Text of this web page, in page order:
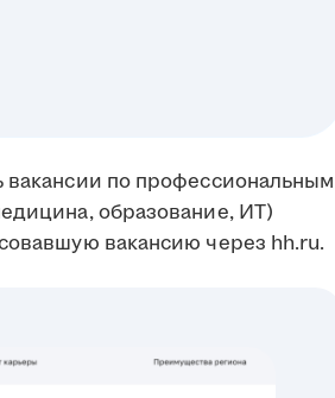
вакансии по профессиональным
образование, ИТ)
вакансию через hh.ru.